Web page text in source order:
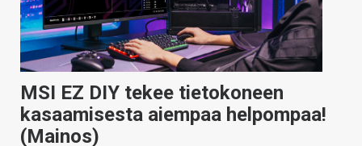
VAIHDA TEEMA
HAKU
MSI EZ DIY tekee tietokoneen
kasaamisesta aiempaa helpompaa!
(Mainos)